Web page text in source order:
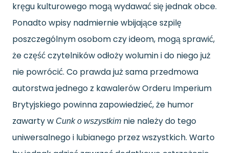
kręgu kulturowego mogą wydawać się jednak obce.
Ponadto wpisy nadmiernie wbijające szpilę
poszczególnym osobom czy ideom, mogą sprawić,
że część czytelników odłoży wolumin i do niego już
nie powrócić. Co prawda już sama przedmowa
autorstwa jednego z kawalerów Orderu Imperium
Brytyjskiego powinna zapowiedzieć, że humor
zawarty w Cunk o wszystkim nie należy do tego
uniwersalnego i lubianego przez wszystkich. Warto